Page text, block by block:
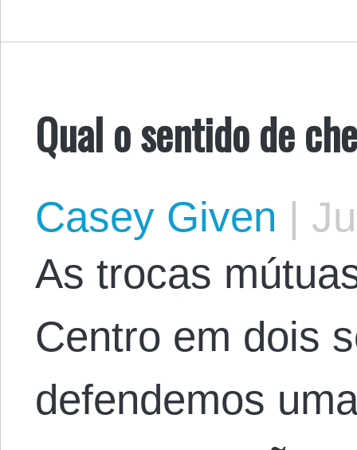
Qual o sentido de
Casey Given |
As trocas
Centro em dois
defendemos